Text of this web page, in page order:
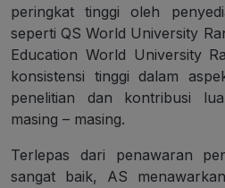
peringkat tinggi oleh
seperti QS World University
Education World University
konsistensi tinggi dalam
penelitian dan kontribusi
masing – masing.
Terlepas dari penawaran
sangat baik, AS